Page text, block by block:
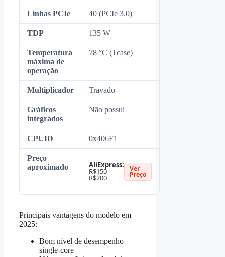
Linhas PCIe 40 (PCIe 3.0)
TDP 135 W
Temperatura
máxima de
operação
78 °C (Tcase)
Multiplicador Travado
Gráficos
integrados
Não possui
CPUID 0x406F1
Preço
aproximado
AliExpress:
R$150 -
R$200
Ver
Preço
Principais vantagens do modelo em
2025:
Bom nível de desempenho
single-core